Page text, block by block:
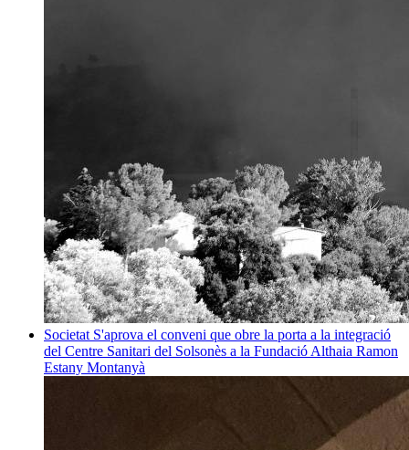
Societat S'aprova el conveni que obre la porta a la integració
del Centre Sanitari del Solsonès a la Fundació Althaia Ramon
Estany Montanyà